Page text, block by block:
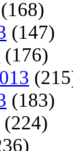
(168)
(147)
(176)
(183)
(224)